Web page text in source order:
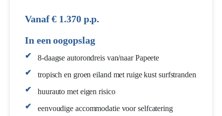
Vanaf € 1.370 p.p.
In een oogopslag
8-daagse autorondreis van/naar Papeete
tropisch en groen eiland met ruige kust surfstranden
huurauto met eigen risico
eenvoudige accommodatie voor selfcatering